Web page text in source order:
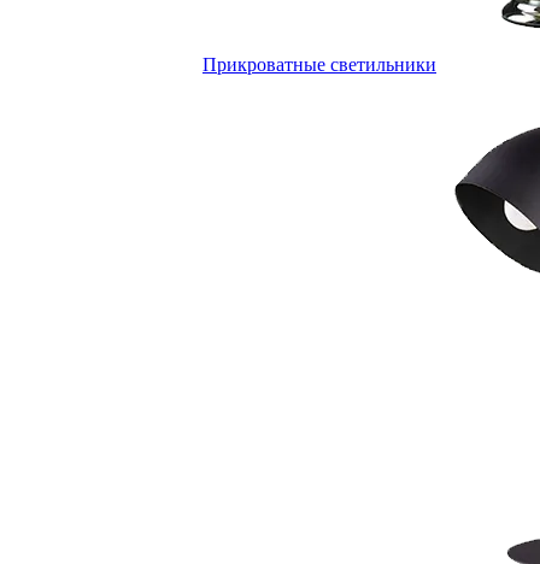
Прикроватные светильники